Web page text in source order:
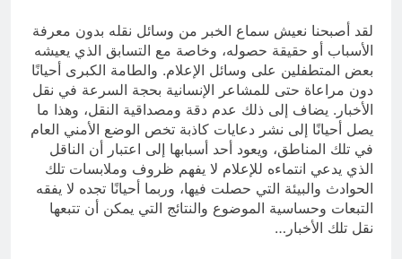
لقد أصبحنا نعيش سماع الخبر من وسائل نقله بدون معرفة
الأسباب أو حقيقة حصوله، وخاصة مع التسابق الذي يعيشه
بعض المتطفلين على وسائل الإعلام. والطامة الكبرى أحيانًا
دون مراعاة حتى للمشاعر الإنسانية بحجة السرعة في نقل
الأخبار. يضاف إلى ذلك عدم دقة ومصداقية النقل، وهذا ما
يصل أحيانًا إلى نشر دعايات كاذبة تخص الوضع الأمني العام
في تلك المناطق، ويعود أحد أسبابها إلى اعتبار أن الناقل
الذي يدعي انتماءه للإعلام لا يفهم ظروف وملابسات تلك
الحوادث والبيئة التي حصلت فيها، وربما أحيانًا تجده لا يفقه
التبعات وحساسية الموضوع والنتائج التي يمكن أن تتبعها
نقل تلك الأخبار…